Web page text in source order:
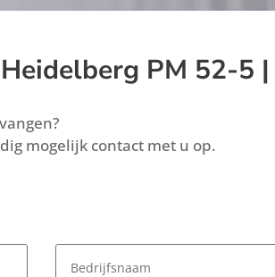
PM 52-5
mogelijk contact met u op.